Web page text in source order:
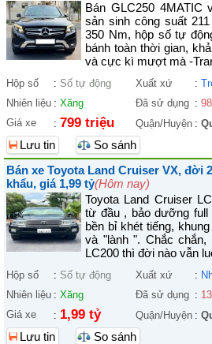
Bán GLC250 4MATIC
sản sinh công suất
350 Nm, hộp số tự
bánh toàn thời gian,
và cực kì mượt mà -
Hộp số : Số tự động Xuất xứ :
Nhiên liệu : Xăng Đã sử dụng :
Giá xe
: 799 triệu Quận/Huyện :
Lưu tin
So sánh
Bán xe Toyota Land Cruiser VX, đời
khẩu, giá 1,99 tỷ(Hôm nay)
Toyota Land Cruiser
từ đầu , bảo dưỡng
bền bỉ khét tiếng,
và "lành ". Chắc
LC200 thì đời nào vẫn
Hộp số : Số tự động Xuất xứ :
Nhiên liệu : Xăng Đã sử dụng :
Giá xe
: 1,99 tỷ Quận/Huyện :
Lưu tin
So sánh